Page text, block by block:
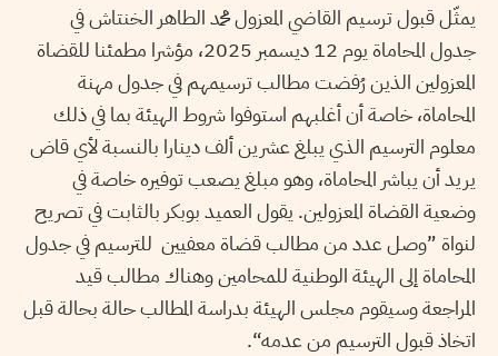
يمثّل قبول ترسيم القاضي المعزول محمد الطاهر الخنتاش في
جدول المحاماة يوم 12 ديسمبر 2025، مؤشرا مطمئنا للقضاة
المعزولين الذين رُفضت مطالب ترسيمهم في جدول مهنة
المحاماة، خاصة أن أغلبهم استوفوا شروط الهيئة بما في ذلك
معلوم الترسيم الذي يبلغ عشرين ألف دينارا بالنسبة لأي قاض
يريد أن يباشر المحاماة، وهو مبلغ يصعب توفيره خاصة في
وضعية القضاة المعزولين. يقول العميد بوبكر بالثابت في تصريح
لنواة ”وصل عدد من مطالب قضاة معفيين للترسيم في جدول
المحاماة إلى الهيئة الوطنية للمحامين وهناك مطالب قيد
المراجعة وسيقوم مجلس الهيئة بدراسة المطالب حالة بحالة قبل
اتخاذ قبول الترسيم من عدمه“.